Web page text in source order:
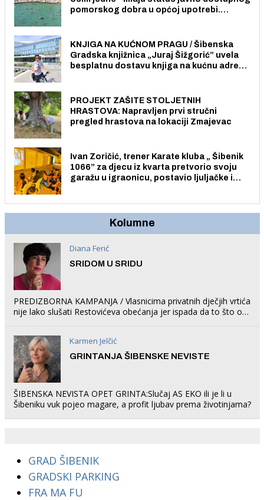
pomorskog dobra u općoj upotrebi.
KNJIGA NA KUĆNOM PRAGU / Šibenska
Gradska knjižnica „Juraj Šižgorić” uvela
besplatnu dostavu knjiga na kućnu adresu
PROJEKT ZAŠITE STOLJETNIH
HRASTOVA: Napravljen prvi stručni
pregled hrastova na lokaciji Zmajevac
Ivan Zoričić, trener Karate kluba „ Šibenik
1066” za djecu iz kvarta pretvorio svoju
garažu u igraonicu, postavio ljuljačke i
Kolumne
Diana Ferić
SRIDOM U SRIDU
PREDIZBORNA KAMPANJA / Vlasnicima privatnih dječjih vrtića
nije lako slušati Restovićeva obećanja jer ispada da to što oni
Karmen Jelčić
GRINTANJA ŠIBENSKE NEVISTE
ŠIBENSKA NEVISTA OPET GRINTA:Slučaj AS EKO ili je li u
Šibeniku vuk pojeo magare, a profit ljubav prema životinjama?
GRAD ŠIBENIK
GRADSKI PARKING
FRA MA FU